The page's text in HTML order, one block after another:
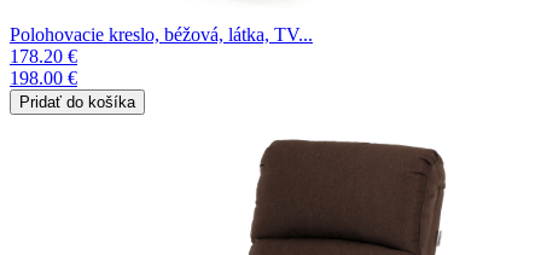
Polohovacie kreslo, béžová, látka, TV...
178.20 €
198.00 €